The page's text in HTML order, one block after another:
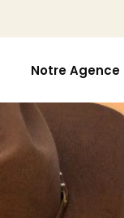
Notre Agence